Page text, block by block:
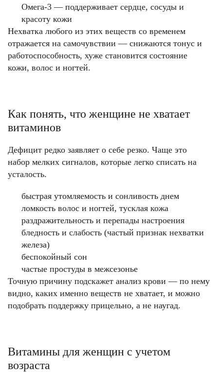
Омега-3 — поддерживает сердце, сосуды и
красоту кожи
Нехватка любого из этих веществ со временем
отражается на самочувствии — снижаются тонус и
работоспособность, хуже становится состояние
кожи, волос и ногтей.
Как понять, что женщине не хватает
витаминов
Дефицит редко заявляет о себе резко. Чаще это
набор мелких сигналов, которые легко списать на
усталость.
быстрая утомляемость и сонливость днем
ломкость волос и ногтей, тусклая кожа
раздражительность и перепады настроения
бледность и слабость (частый признак нехватки
железа)
беспокойный сон
частые простуды в межсезонье
Точную причину подскажет анализ крови — по нему
видно, каких именно веществ не хватает, и можно
подобрать поддержку прицельно, а не наугад.
Витамины для женщин с учетом
возраста